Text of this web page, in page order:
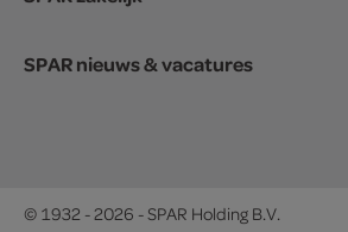
SPAR nieuws & vacatures
© 1932 - 2026 - SPAR Holding B.V.